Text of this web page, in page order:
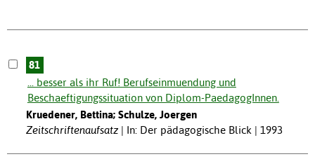
81
... besser als ihr Ruf! Berufseinmuendung und
Beschaeftigungssituation von Diplom-PaedagogInnen.
Kruedener, Bettina; Schulze, Joergen
Zeitschriftenaufsatz
In: Der pädagogische Blick | 1993